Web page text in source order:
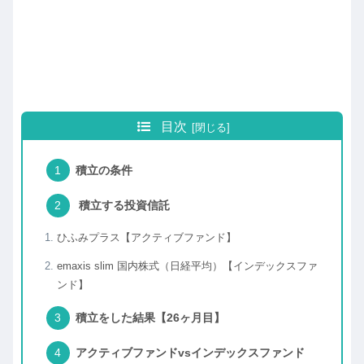
目次
積立の条件
積立する投資信託
ひふみプラス【アクティブファンド】
emaxis slim 国内株式（日経平均）【インデックスファ
ンド】
積立をした結果【26ヶ月目】
アクティブファンドvsインデックスファンド